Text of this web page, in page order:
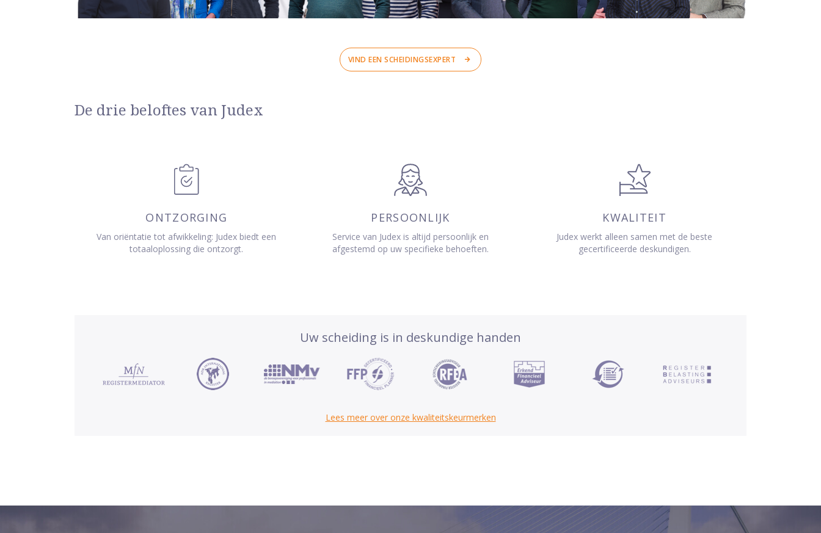
VIND EEN SCHEIDINGSEXPERT
De drie beloftes van Judex
ONTZORGING
Van oriëntatie tot afwikkeling: Judex biedt een
totaaloplossing die ontzorgt.
PERSOONLIJK
Service van Judex is altijd persoonlijk en
afgestemd op uw specifieke behoeften.
KWALITEIT
Judex werkt alleen samen met de beste
gecertificeerde deskundigen.
Uw scheiding is in deskundige handen
Lees meer over onze kwaliteitskeurmerken